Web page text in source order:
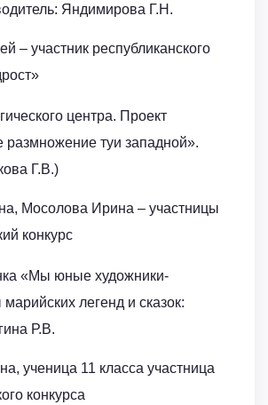
Яндимирова Г.Н.
– участник республиканского
центра. Проект
размножение туи западной».
Г.В.)
Мосолова Ирина – участницы
конкурс
«Мы юные художники-
легенд и сказок:
Р.В.
ученица 11 класса участница
конкурса